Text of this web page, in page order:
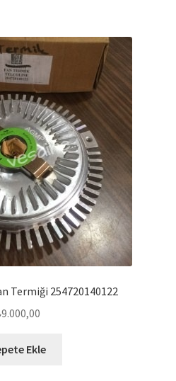
Termiği 254720140122
9.000,00
Ekle